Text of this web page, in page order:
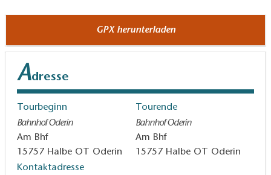
Bahnhof Oderin
Wegeführung:
Bahnhof Oderin - Oderiner See
(West) - Landstraße L74 - Oderiner See (Ost) -
Bahnhof Oderin
GPX herunterladen
Adresse
Tourbeginn
Bahnhof Oderin
Am Bhf
15757 Halbe OT Oderin
Tourende
Bahnhof Oderin
Am Bhf
15757 Halbe OT Oderin
Kontaktadresse